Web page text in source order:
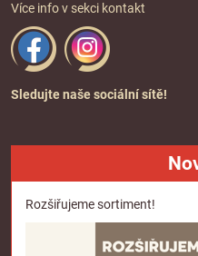
Více info v sekci kontakt
Sledujte naše sociální sítě!
Rozšiřujeme sortiment!